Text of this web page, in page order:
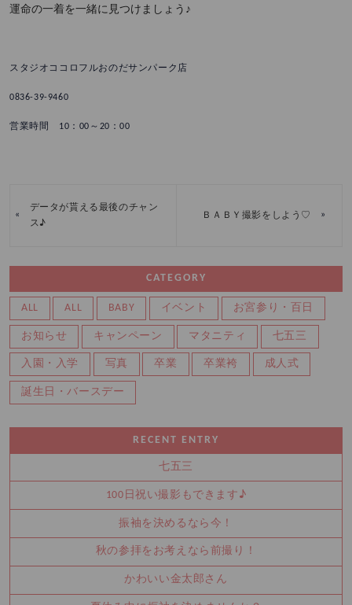
運命の一着を一緒に見つけましょう♪
スタジオココロフルおのだサンパーク店
0836-39-9460
営業時間 10：00～20：00
«
データが貰える最後のチャン
ス♪
ＢＡＢＹ撮影をしよう♡ »
CATEGORY
ALL ALL BABY イベント お宮参り・百日
お知らせ キャンペーン マタニティ 七五三
入園・入学 写真 卒業 卒業袴 成人式
誕生日・バースデー
RECENT ENTRY
七五三
100日祝い撮影もできます♪
振袖を決めるなら今！
秋の参拝をお考えなら前撮り！
かわいい金太郎さん